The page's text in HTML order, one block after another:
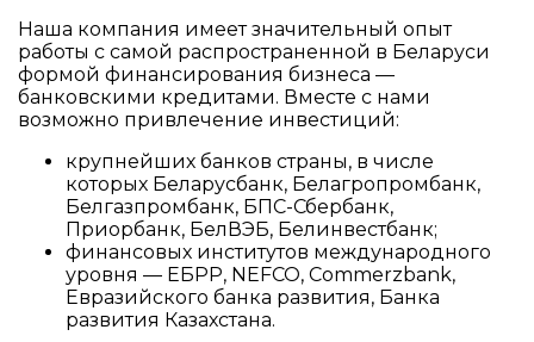
Наша компания имеет значительный опыт
работы с самой распространенной в Беларуси
формой финансирования бизнеса —
банковскими кредитами. Вместе с нами
возможно привлечение инвестиций:
крупнейших банков страны, в числе
которых Беларусбанк, Белагропромбанк,
Белгазпромбанк, БПС-Сбербанк,
Приорбанк, БелВЭБ, Белинвестбанк;
финансовых институтов международного
уровня — ЕБРР, NEFCO, Commerzbank,
Евразийского банка развития, Банка
развития Казахстана.